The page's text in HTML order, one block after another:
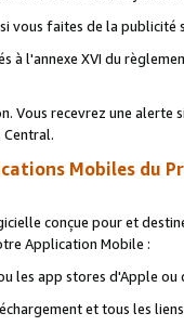
vous faites de la publicité
à l'annexe XVI du
recevrez une alerte
Central.
Mobiles du
conçue pour et
Application Mobile :
les app stores d'Apple ou
et tous les